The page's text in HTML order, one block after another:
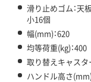
滑り止めゴム：天
小16個
幅(mm)：620
均等荷重(kg)：400
取り替えキャスタ
ハンドル高さ(mm)